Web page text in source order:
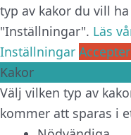
typ av kakor du vill
"Inställningar". Läs
Inställningar
Kakor
Välj vilken typ av
kommer att sparas i